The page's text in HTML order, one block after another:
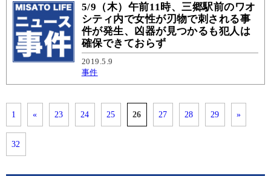
5/9（木）午前11時、三郷駅前のワオ
シティ内で女性が刃物で刺される事
件が発生、凶器が見つかるも犯人は
確保できておらず
2019.5.9
事件
1 « 23 24 25 26 27 28 29 »
32